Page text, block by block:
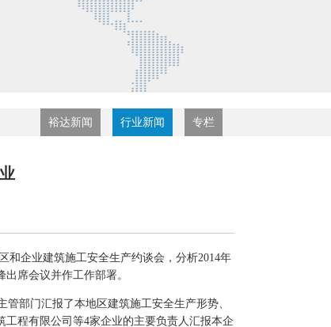
裕达新闻 行业新闻 专栏
和企业建筑施工安全生产约谈会，分析2014年
席会议并作工作部署。
部门汇报了本地区建筑施工安全生产形势、
程有限公司等4家企业的主要负责人汇报本企